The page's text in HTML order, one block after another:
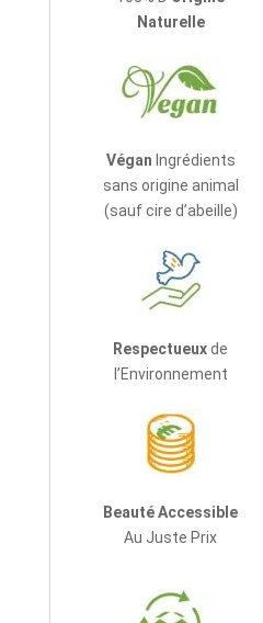
Naturelle
Végan Ingrédients
sans origine animal
(sauf cire d’abeille)
Respectueux de
l’Environnement
Beauté Accessible
Au Juste Prix